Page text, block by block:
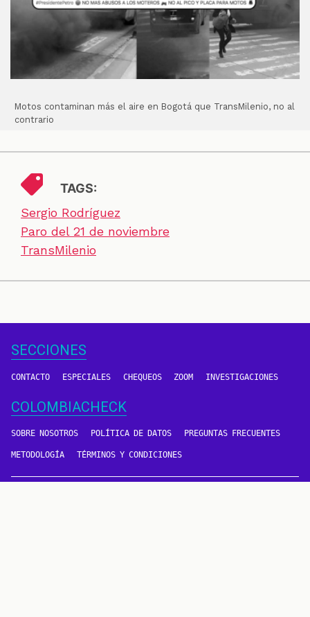
Motos contaminan más el aire en Bogotá que TransMilenio, no al
contrario
TAGS:
Sergio Rodríguez
Paro del 21 de noviembre
TransMilenio
SECCIONES
CONTACTO ESPECIALES CHEQUEOS ZOOM INVESTIGACIONES
COLOMBIACHECK
SOBRE NOSOTROS POLÍTICA DE DATOS PREGUNTAS FRECUENTES
METODOLOGÍA TÉRMINOS Y CONDICIONES